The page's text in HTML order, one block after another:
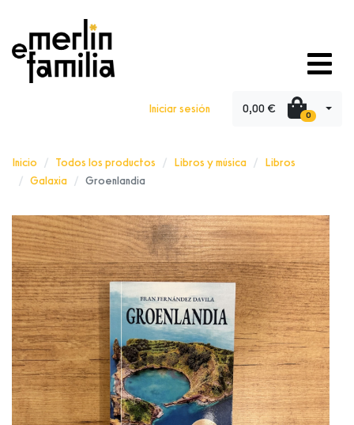
Iniciar sesión 0,00 € 0
Inicio Todos los productos Libros y música
Libros
Galaxia
Groenlandia